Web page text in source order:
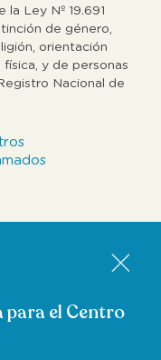
la Ley Nº 19.691
de género,
orientación
y de personas
Nacional de
el Centro